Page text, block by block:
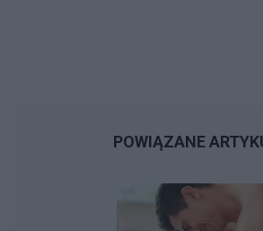
POWIĄZANE